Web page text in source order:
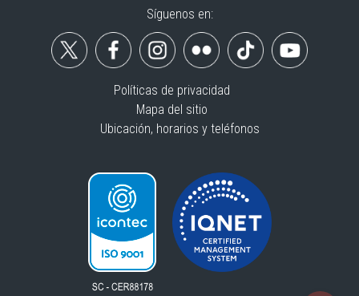
Síguenos en:
Políticas de privacidad
Mapa del sitio
Ubicación, horarios y teléfonos